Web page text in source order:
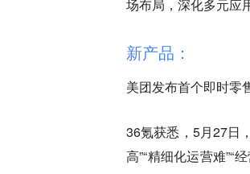
场布局，深化多元应
新产品：
美团发布首个即时零
36氪获悉，5月27日
高”“精细化运营难”“